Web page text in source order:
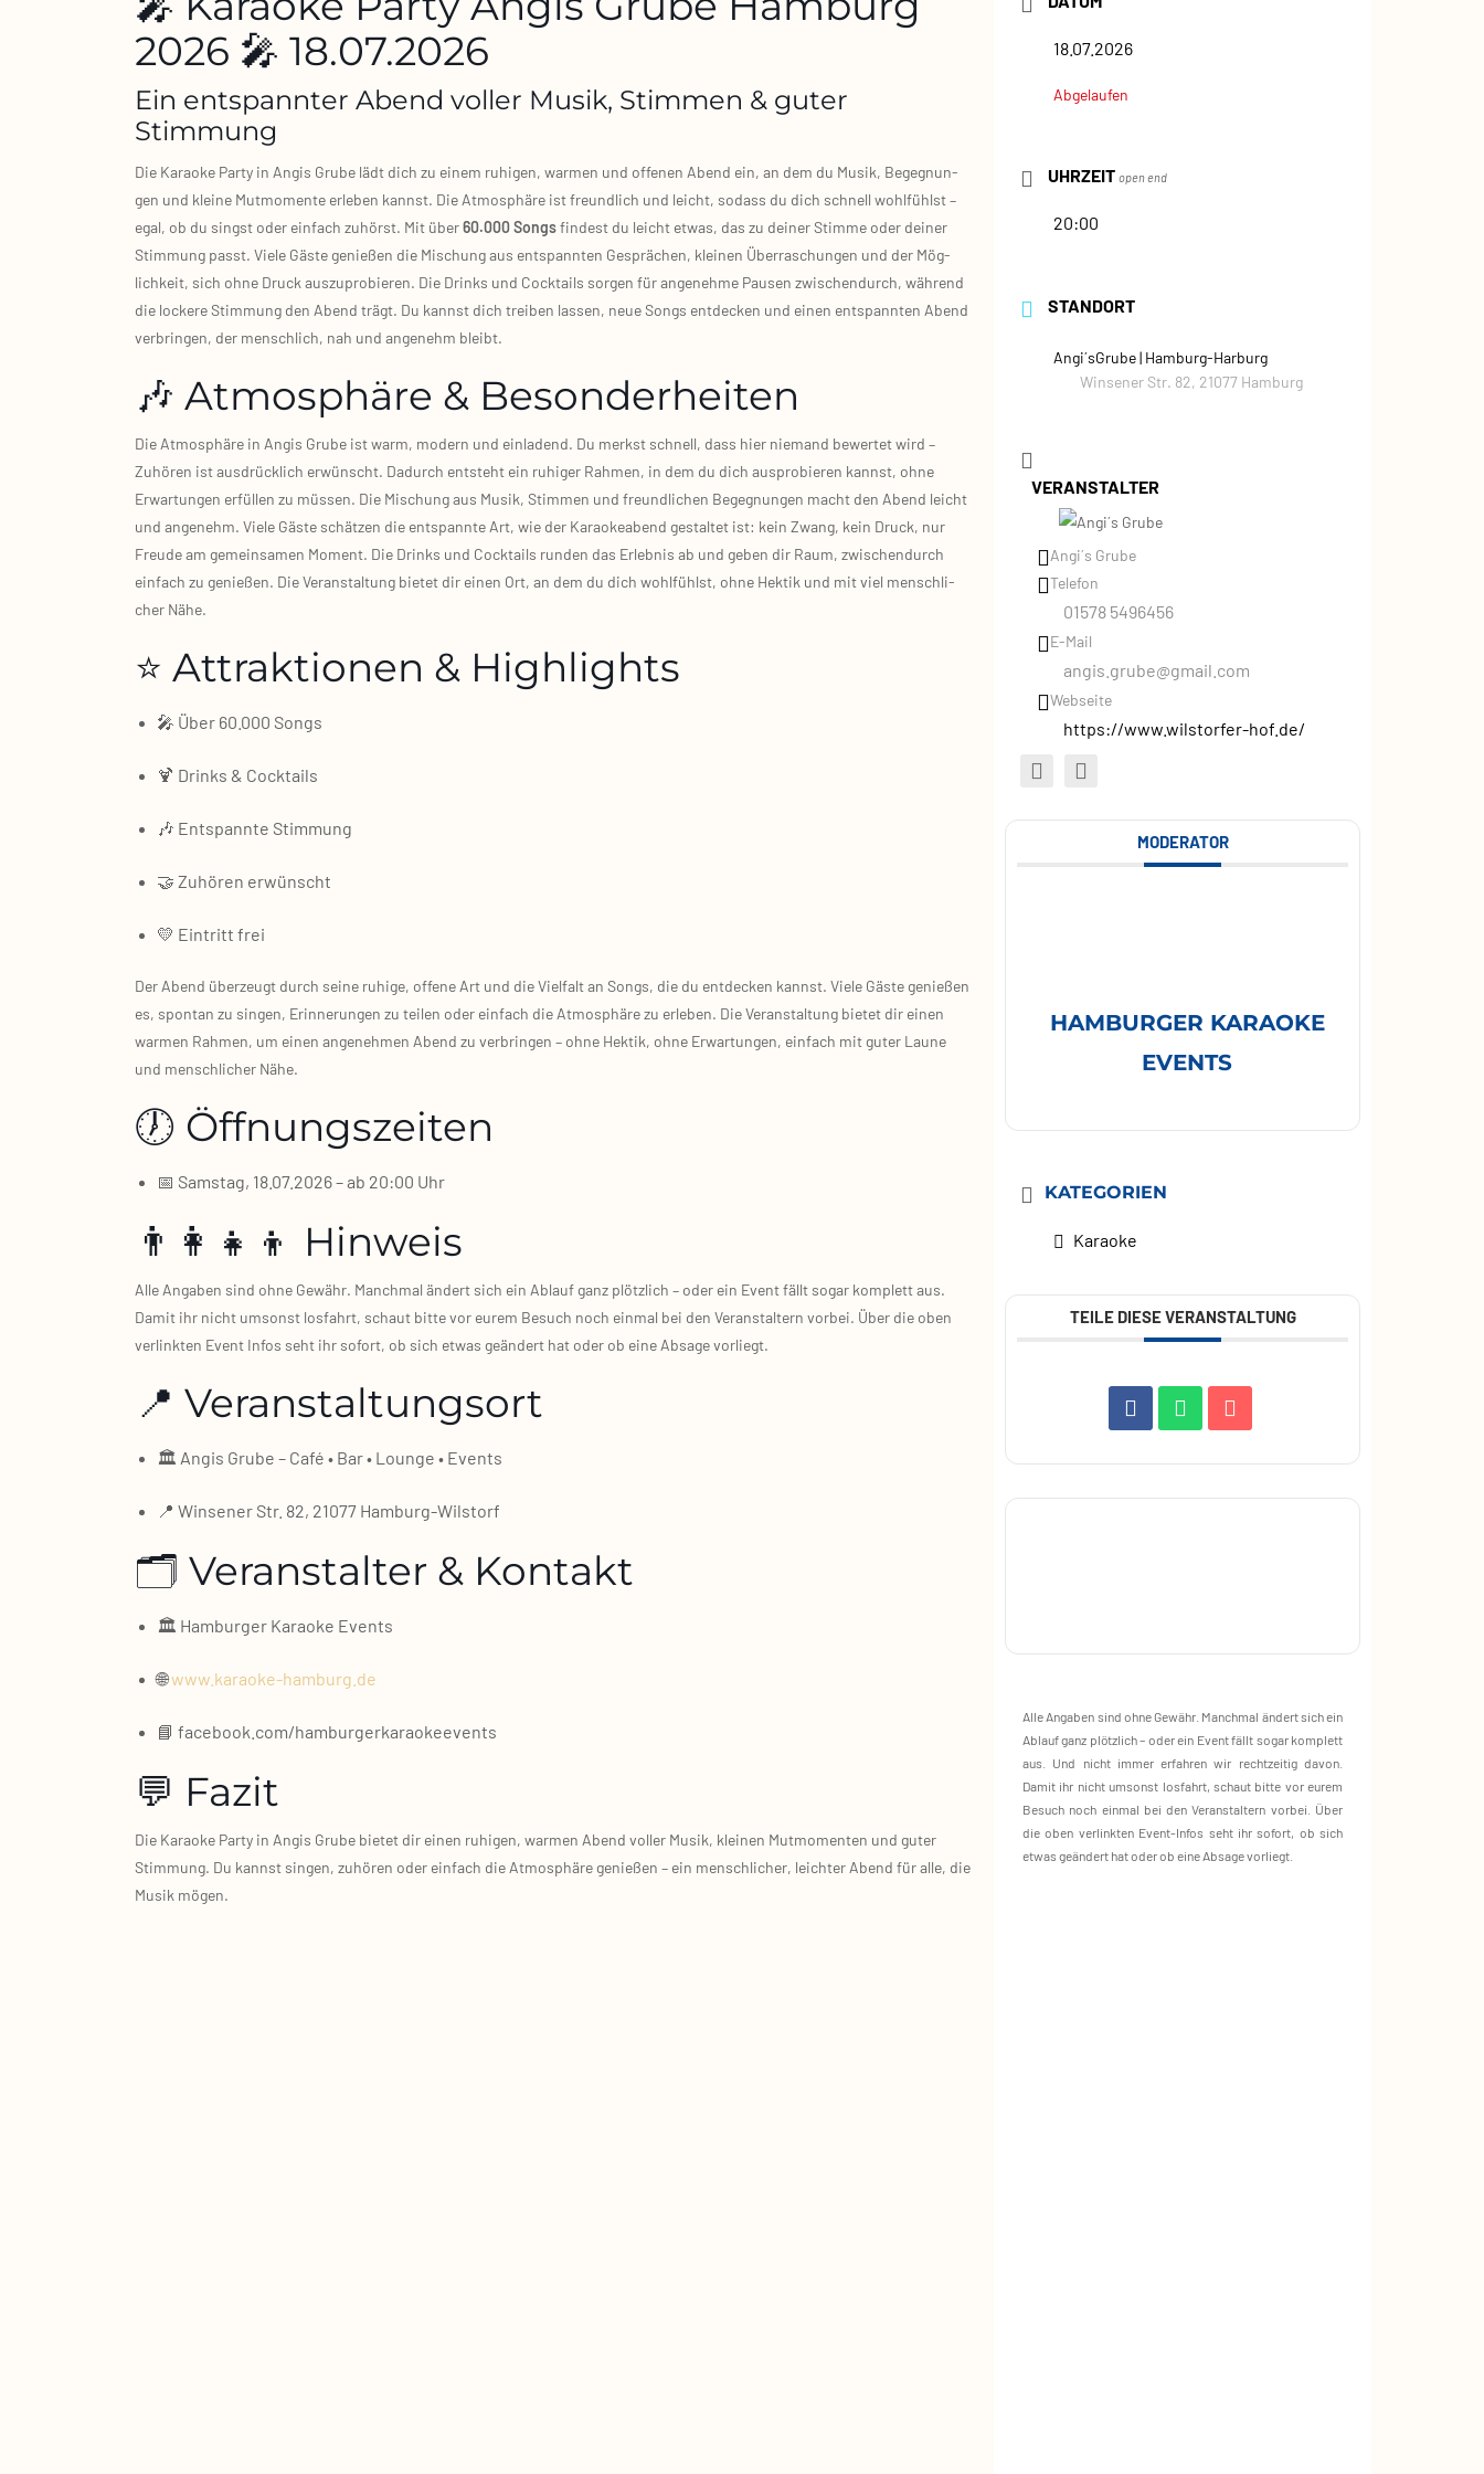
2026 🎤 18.07.2026
Ein entspannter Abend voller Musik, Stimmen & guter
Stimmung
Die Karao­ke Par­ty in Angis Gru­be lädt dich zu einem ruhi­gen, war­men und offe­nen Abend ein, an dem du Musik, Begeg­nun­
gen und klei­ne Mut­mo­men­te erle­ben kannst. Die Atmo­sphä­re ist freund­lich und leicht, sodass du dich schnell wohl­fühlst –
egal, ob du singst oder ein­fach zuhörst. Mit über60.000 Songsfin­dest du leicht etwas, das zu dei­ner Stim­me oder dei­ner
Stim­mung passt. Vie­le Gäs­te genie­ßen die Mischung aus ent­spann­ten Gesprä­chen, klei­nen Über­ra­schun­gen und der Mög­
lich­keit, sich ohne Druck aus­zu­pro­bie­ren. Die Drinks und Cock­tails sor­gen für ange­neh­me Pau­sen zwi­schen­durch, wäh­rend
die locke­re Stim­mung den Abend trägt. Du kannst dich trei­ben las­sen, neue Songs ent­de­cken und einen ent­spann­ten Abend
ver­brin­gen, der mensch­lich, nah und ange­nehm bleibt.
🎶 Atmosphäre & Besonderheiten
Die Atmo­sphä­re in Angis Gru­be ist warm, modern und ein­la­dend. Du merkst schnell, dass hier nie­mand bewer­tet wird –
Zuhö­ren ist aus­drück­lich erwünscht. Dadurch ent­steht ein ruhi­ger Rah­men, in dem du dich aus­pro­bie­ren kannst, ohne
Erwar­tun­gen erfül­len zu müs­sen. Die Mischung aus Musik, Stim­men und freund­li­chen Begeg­nun­gen macht den Abend leicht
und ange­nehm. Vie­le Gäs­te schät­zen die ent­spann­te Art, wie der Karao­ke­abend gestal­tet ist: kein Zwang, kein Druck, nur
Freu­de am gemein­sa­men Moment. Die Drinks und Cock­tails run­den das Erleb­nis ab und geben dir Raum, zwi­schen­durch
ein­fach zu genie­ßen. Die Ver­an­stal­tung bie­tet dir einen Ort, an dem du dich wohl­fühlst, ohne Hek­tik und mit viel mensch­li­
cher Nähe.
⭐ Attraktionen & Highlights
🎤 Über 60.000 Songs
🍹 Drinks & Cock­tails
🎶 Ent­spann­te Stim­mung
🤝 Zuhö­ren erwünscht
💛 Ein­tritt frei
Der Abend über­zeugt durch sei­ne ruhi­ge, offe­ne Art und die Viel­falt an Songs, die du ent­de­cken kannst. Vie­le Gäs­te genie­ßen
es, spon­tan zu sin­gen, Erin­ne­run­gen zu tei­len oder ein­fach die Atmo­sphä­re zu erle­ben. Die Ver­an­stal­tung bie­tet dir einen
war­men Rah­men, um einen ange­neh­men Abend zu ver­brin­gen – ohne Hek­tik, ohne Erwar­tun­gen, ein­fach mit guter Lau­ne
und mensch­li­cher Nähe.
🕖 Öffnungszeiten
📅 Sams­tag, 18.07.2026 – ab 20:00 Uhr
👨‍👩‍👧‍👦 Hinweis
Alle Anga­ben sind ohne Gewähr. Manch­mal ändert sich ein Ablauf ganz plötz­lich – oder ein Event fällt sogar kom­plett aus.
Damit ihr nicht umsonst los­fahrt, schaut bit­te vor eurem Besuch noch ein­mal bei den Ver­an­stal­tern vor­bei. Über die oben
ver­link­ten Event Infos seht ihr sofort, ob sich etwas geän­dert hat oder ob eine Absa­ge vor­liegt.
📍 Veranstaltungsort
🏛️ Angis Gru­be – Café • Bar • Lounge • Events
📍 Win­se­ner Str. 82, 21077 Hamburg‑Wilstorf
🗂️ Veranstalter & Kontakt
🏛️ Ham­bur­ger Karao­ke Events
🌐www.karaoke-hamburg.de
📘 facebook.com/hamburgerkaraokeevents
💬 Fazit
Die Karao­ke Par­ty in Angis Gru­be bie­tet dir einen ruhi­gen, war­men Abend vol­ler Musik, klei­nen Mut­mo­men­ten und guter
Stim­mung. Du kannst sin­gen, zuhö­ren oder ein­fach die Atmo­sphä­re genie­ßen – ein mensch­li­cher, leich­ter Abend für alle, die
Musik mögen.
18.07.2026
Abgelaufen
UHRZEIT open end
20:00
STANDORT
Angi´sGrube | Hamburg-Harburg
Winsener Str. 82, 21077 Hamburg
VERANSTALTER
Angi´s Grube
Telefon
01578 5496456
E-Mail
angis.grube@gmail.com
Webseite
https://www.wilstorfer-hof.de/
MODERATOR
HAMBURGER KARAOKE
EVENTS
KATEGORIEN
Karaoke
TEILE DIESE VERANSTALTUNG
Alle Angaben sind ohne Gewähr. Manchmal ändert sich ein
Ablauf ganz plötzlich – oder ein Event fällt sogar komplett
aus. Und nicht immer erfahren wir rechtzeitig davon.
Damit ihr nicht umsonst losfahrt, schaut bitte vor eurem
Besuch noch einmal bei den Veranstaltern vorbei. Über
die oben verlinkten Event‑Infos seht ihr sofort, ob sich
etwas geändert hat oder ob eine Absage vorliegt.